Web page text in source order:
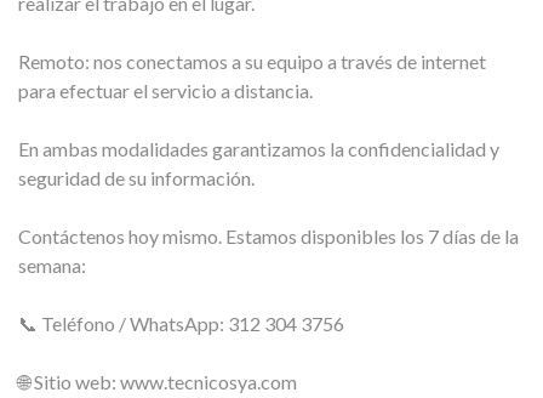
Remoto: nos conectamos a su equipo a través de internet
para efectuar el servicio a distancia.
En ambas modalidades garantizamos la confidencialidad y
seguridad de su información.
Contáctenos hoy mismo. Estamos disponibles los 7 días de la
semana:
📞 Teléfono / WhatsApp: 312 304 3756
🌐 Sitio web: www.tecnicosya.com